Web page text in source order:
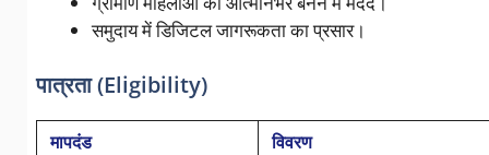
समुदाय में डिजिटल जागरूकता का प्रसार।
पात्रता (Eligibility)
मापदंड
विवरण